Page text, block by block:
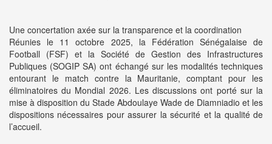
Une concertation axée sur la transparence et la coordination
Réunies le 11 octobre 2025, la Fédération Sénégalaise de
Football (FSF) et la Société de Gestion des Infrastructures
Publiques (SOGIP SA) ont échangé sur les modalités techniques
entourant le match contre la Mauritanie, comptant pour les
éliminatoires du Mondial 2026. Les discussions ont porté sur la
mise à disposition du Stade Abdoulaye Wade de Diamniadio et les
dispositions nécessaires pour assurer la sécurité et la qualité de
l’accueil.